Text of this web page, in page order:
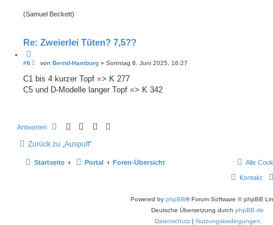
(Samuel Beckett)
Re: Zweierlei Tüten? 7,5??
i
e
#6
B
i
r
von Bernd-Hamburg» Sonntag 8. Juni 2025, 16:27
C1 bis 4 kurzer Topf => K 277
C5 und D-Modelle langer Topf => K 342
Antworten
Zurück zu „Auspuff“
Startseite Portal Foren-Übersicht Alle
Kontakt
Powered by phpBB® Forum Software © phpBB
Deutsche Übersetzung durch phpBB.de
Datenschutz | Nutzungsbedingungen